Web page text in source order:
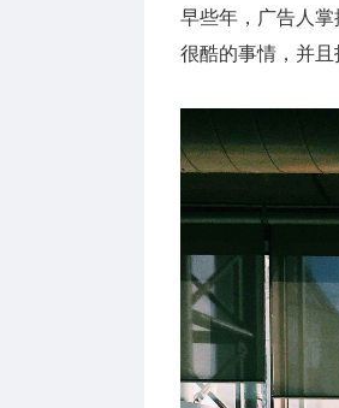
早些年，广告人
很酷的事情，并且